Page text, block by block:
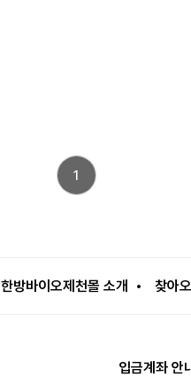
1
한방바이오제천몰 소개 찾아
입금계좌 안